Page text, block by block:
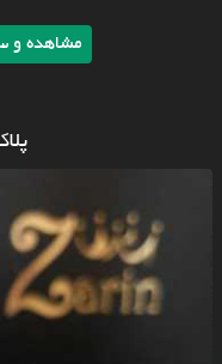
مشاهده و